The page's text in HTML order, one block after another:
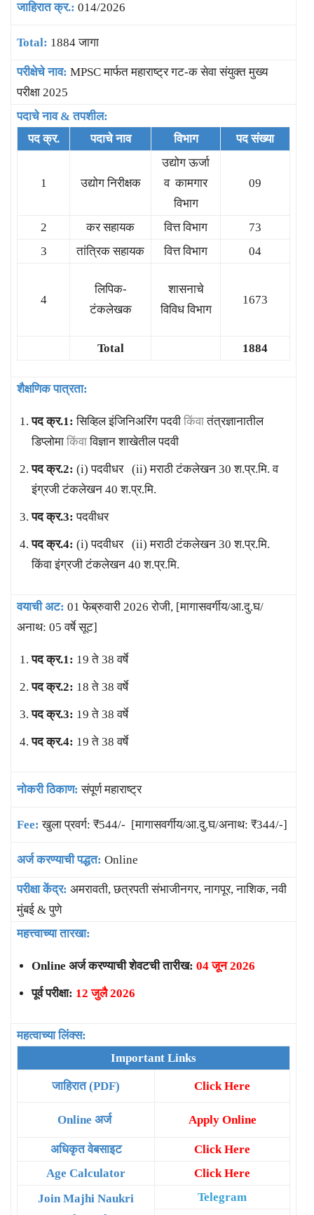
जाहिरात क्र.: 014/2026
Total: 1884 जागा
परीक्षेचे नाव: MPSC मार्फत महाराष्ट्र गट-क सेवा संयुक्त मुख्य
परीक्षा 2025
पदाचे नाव & तपशील:
पद क्र.
पदाचे नाव विभाग पद संख्या
1 उद्योग निरीक्षक
उद्योग ऊर्जा
व कामगार
विभाग
09
2 कर सहायक वित्त विभाग
73
3
तांत्रिक सहायक वित्त विभाग 04
4
लिपिक-
टंकलेखक
शासनाचे
विविध विभाग
1673
Total 1884
शैक्षणिक पात्रता:
पद क्र.1: सिव्हिल इंजिनिअरिंग पदवी किंवातंत्रज्ञानातील
डिप्लोमा किंवाविज्ञान शाखेतील पदवी
पद क्र.2: (i) पदवीधर (ii) मराठी टंकलेखन 30 श.प्र.मि. व
इंग्रजी टंकलेखन 40 श.प्र.मि.
पद क्र.3: पदवीधर
पद क्र.4: (i) पदवीधर (ii) मराठी टंकलेखन 30 श.प्र.मि.
किंवा इंग्रजी टंकलेखन 40 श.प्र.मि.
वयाची अट: 01 फेब्रुवारी 2026 रोजी, [मागासवर्गीय/आ.दु.घ/
अनाथ: 05 वर्षे सूट]
पद क्र.1: 19 ते 38 वर्षे
पद क्र.2: 18 ते 38 वर्षे
पद क्र.3: 19 ते 38 वर्षे
पद क्र.4: 19 ते 38 वर्षे
नोकरी ठिकाण:संपूर्ण महाराष्ट्र
Fee: खुला प्रवर्ग: ₹544/- [मागासवर्गीय/आ.दु.घ/अनाथ: ₹344/-]
अर्ज करण्याची पद्धत: Online
परीक्षा केंद्र: अमरावती, छत्रपती संभाजीनगर, नागपूर, नाशिक, नवी
मुंबई & पुणे
महत्त्वाच्या तारखा:
Online अर्ज करण्याची शेवटची तारीख: 04 जून 2026
पूर्व परीक्षा: 12 जुलै 2026
महत्वाच्या लिंक्स:
Important Links
जाहिरात (PDF) Click Here
Online अर्ज Apply Online
अधिकृत वेबसाइट
Click Here
Age Calculator
Click Here
Join Majhi Naukri
Telegram